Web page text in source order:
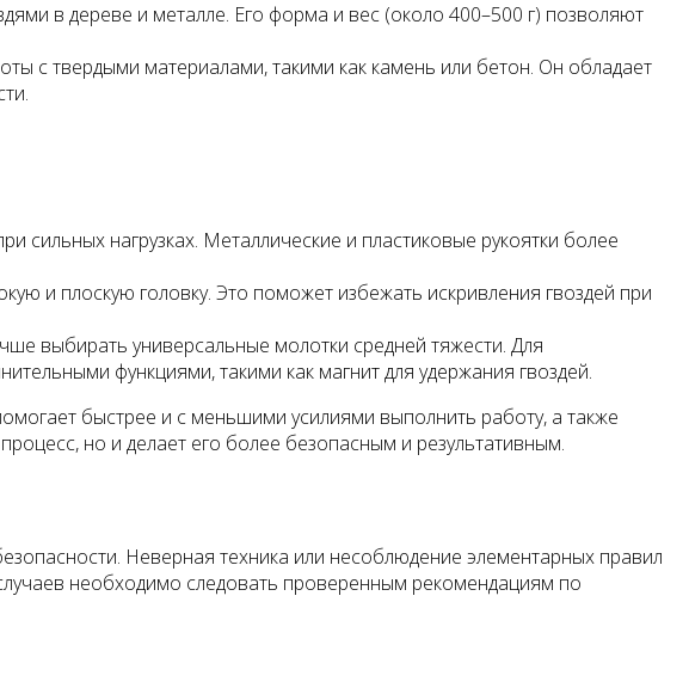
в дереве и металле. Его форма и вес (около 400–500 г) позволяют
с твердыми материалами, такими как камень или бетон. Он обладает
сильных нагрузках. Металлические и пластиковые рукоятки более
и плоскую головку. Это поможет избежать искривления гвоздей при
выбирать универсальные молотки средней тяжести. Для
функциями, такими как магнит для удержания гвоздей.
быстрее и с меньшими усилиями выполнить работу, а также
но и делает его более безопасным и результативным.
Неверная техника или несоблюдение элементарных правил
необходимо следовать проверенным рекомендациям по